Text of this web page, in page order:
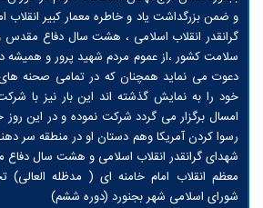
و ضمن بزرگداشت یاد و خاطره معمار کبیر
گرانقدر انقلاب اسلامی ، هشت سال دفاع مقدس
سلامت کشور ،از عموم مردم شهید پرور و همیشه
دعوت می نماید همچنان که در تمامی صحنه های
امسال برگزار می گردد شرکت نموده و در این روز
رسوا کردن آمریکا وهم دستان او در منطقه سر
شهدای گرانقدر انقلاب اسلامی و هشت سال
معظم انقلاب امام خامنه ای ( مدظله العالی)
شورای اسلامی شهر بجنورد (دوره ششم)